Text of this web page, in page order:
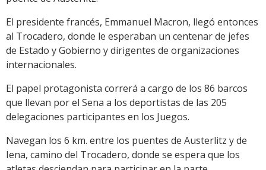
El presidente francés, Emmanuel Macron, llegó entonces
al Trocadero, donde le esperaban un centenar de jefes
de Estado y Gobierno y dirigentes de organizaciones
internacionales.
El papel protagonista correrá a cargo de los 86 barcos
que llevan por el Sena a los deportistas de las 205
delegaciones participantes en los Juegos.
Navegan los 6 km. entre los puentes de Austerlitz y de
Iena, camino del Trocadero, donde se espera que los